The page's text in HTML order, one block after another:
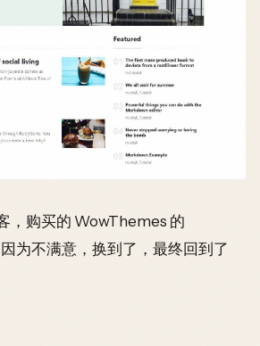
，购买的 WowThemes 的
为不满意，换到了，最终回到了